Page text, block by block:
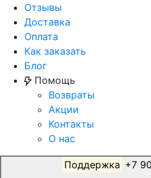
Отзывы
Доставка
Оплата
Как заказать
Блог
Помощь
Возвраты
Акции
Контакты
О нас
Поддержка